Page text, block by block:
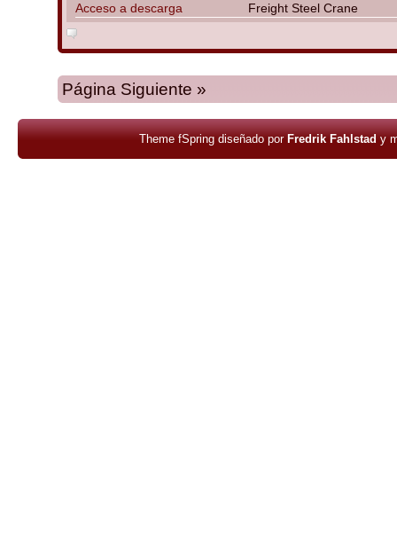
Acceso a descarga
Freight Steel Crane
Página Siguiente »
Theme fSpring diseñado por Fredrik Fahlstady